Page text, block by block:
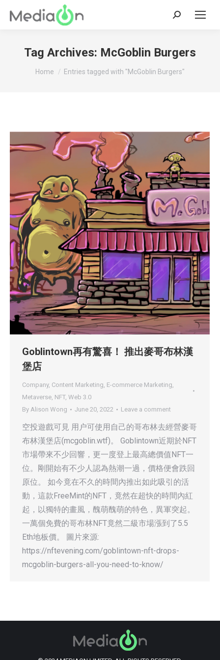
Search:
Tag Archives: McGoblin Burgers
You are here:
Home Entries tagged with "McGoblin Burgers"
Goblintown再有驚喜！ 推出麥哥布林漢
堡店
Company, Content Marketing, E-commerce Marketing,
Metaverse, NFT, Web 3.0
By Alison Wong June 20, 2022 Leave a comment
空投遊戲可見 用户可使用自己的哥布林去經營麥哥
布林漢堡店(mcgoblin.wtf)。 Goblintown近期於NFT
市場帶來不少回響，更一度登上最高總價值NFT一
位。剛開始有不少人認為熱潮一過，價格便會跌回
原位。 如今竟在不久的時間內推出如此吸引的活
動，這款FreeMint的NFT，竟然在超快的時間內紅
起，以獨特的畫風，醜萌醜萌的特色，異軍突起。
一萬個免費的哥布林NFT竟然二級市場漲到了5.5
Eth地板價。 圖片來源:
https://nftevening.com/goblintown-nft-drops-
mcgoblin-burgers-all-you-need-to-know/